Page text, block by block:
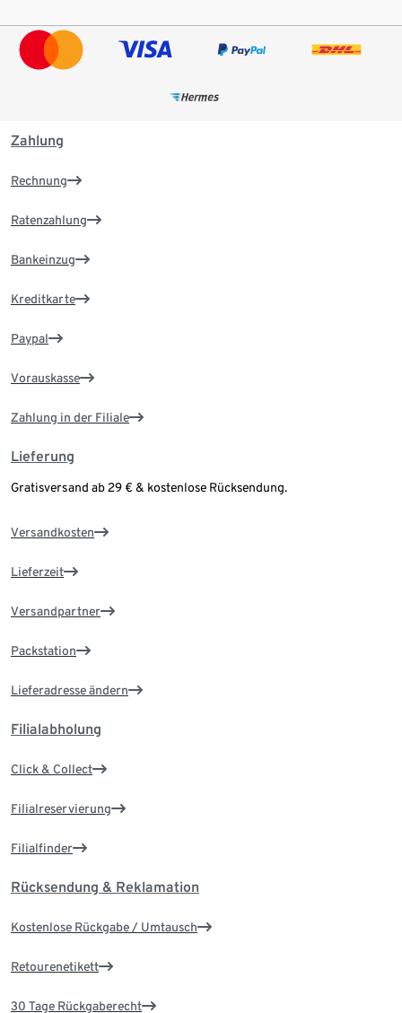
Zahlung
Rechnung
Ratenzahlung
Bankeinzug
Kreditkarte
Paypal
Vorauskasse
Zahlung in der Filiale
Lieferung
Gratisversand ab 29 € & kostenlose Rücksendung.
Versandkosten
Lieferzeit
Versandpartner
Packstation
Lieferadresse ändern
Filialabholung
Click & Collect
Filialreservierung
Filialfinder
Rücksendung & Reklamation
Kostenlose Rückgabe / Umtausch
Retourenetikett
30 Tage Rückgaberecht